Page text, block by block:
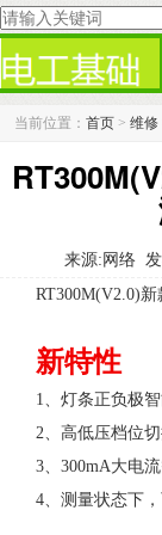
当前位置： 首页 > 维修
来源:网络
RT300M(V2.0)
新特性
1、灯条正负极
2、高低压档位
3、300mA大电
4、测量状态下